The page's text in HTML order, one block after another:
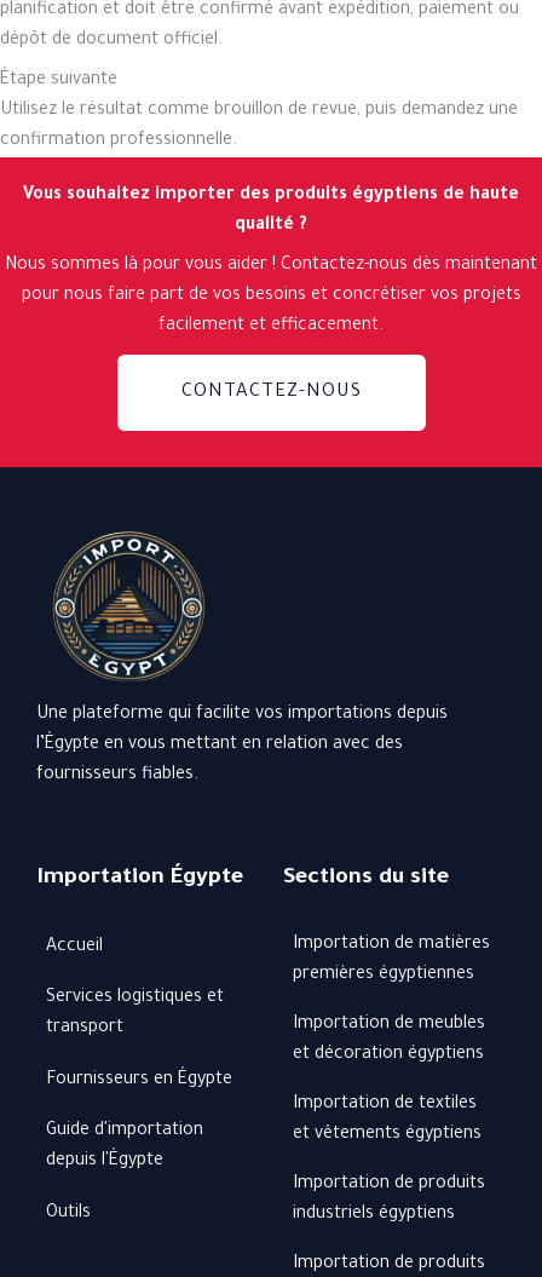
planification et doit être confirmé avant expédition, paiement ou
dépôt de document officiel.
Étape suivante
Utilisez le résultat comme brouillon de revue, puis demandez une
confirmation professionnelle.
Vous souhaitez importer des produits égyptiens de haute
qualité ?
Nous sommes là pour vous aider ! Contactez-nous dès maintenant
pour nous faire part de vos besoins et concrétiser vos projets
facilement et efficacement.
CONTACTEZ-NOUS
Une plateforme qui facilite vos importations depuis
l’Égypte en vous mettant en relation avec des
fournisseurs fiables.
Importation Égypte
Accueil
Services logistiques et
transport
Fournisseurs en Égypte
Guide d'importation
depuis l'Égypte
Outils
Sections du site
Importation de matières
premières égyptiennes
Importation de meubles
et décoration égyptiens
Importation de textiles
et vêtements égyptiens
Importation de produits
industriels égyptiens
Importation de produits